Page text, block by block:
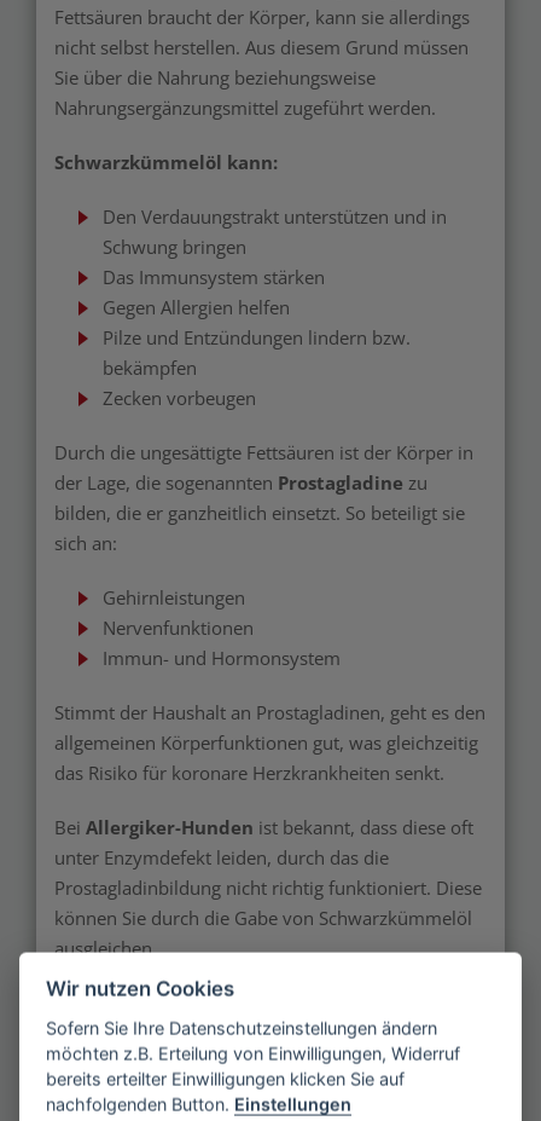
Fettsäuren braucht der Körper, kann sie allerdings
nicht selbst herstellen. Aus diesem Grund müssen
Sie über die Nahrung beziehungsweise
Nahrungsergänzungsmittel zugeführt werden.
Schwarzkümmelöl kann:
Den Verdauungstrakt unterstützen und in
Schwung bringen
Das Immunsystem stärken
Gegen Allergien helfen
Pilze und Entzündungen lindern bzw.
bekämpfen
Zecken vorbeugen
Durch die ungesättigte Fettsäuren ist der Körper in
der Lage, die sogenannten Prostagladine zu
bilden, die er ganzheitlich einsetzt. So beteiligt sie
sich an:
Gehirnleistungen
Nervenfunktionen
Immun- und Hormonsystem
Stimmt der Haushalt an Prostagladinen, geht es den
allgemeinen Körperfunktionen gut, was gleichzeitig
das Risiko für koronare Herzkrankheiten senkt.
Bei Allergiker-Hunden ist bekannt, dass diese oft
unter Enzymdefekt leiden, durch das die
Prostagladinbildung nicht richtig funktioniert. Diese
können Sie durch die Gabe von Schwarzkümmelöl
ausgleichen.
Übersicht der Inhaltsstoffe
Bis zu 60 Prozent ungesättigte Omega-3-
Fettsäuren
Wir nutzen Cookies
Sofern Sie Ihre Datenschutzeinstellungen ändern
möchten z.B. Erteilung von Einwilligungen, Widerruf
bereits erteilter Einwilligungen klicken Sie auf
nachfolgenden Button. Einstellungen